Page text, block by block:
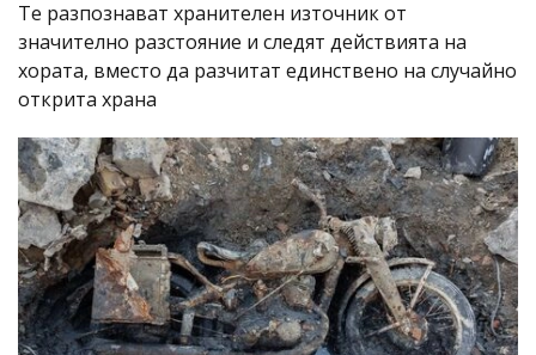
Те разпознават хранителен източник от
значително разстояние и следят действията на
хората, вместо да разчитат единствено на случайно
открита храна